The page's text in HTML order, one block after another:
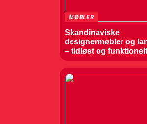
MØBLER
Skandinaviske
designermøbler og
– tidløst og funktionelt